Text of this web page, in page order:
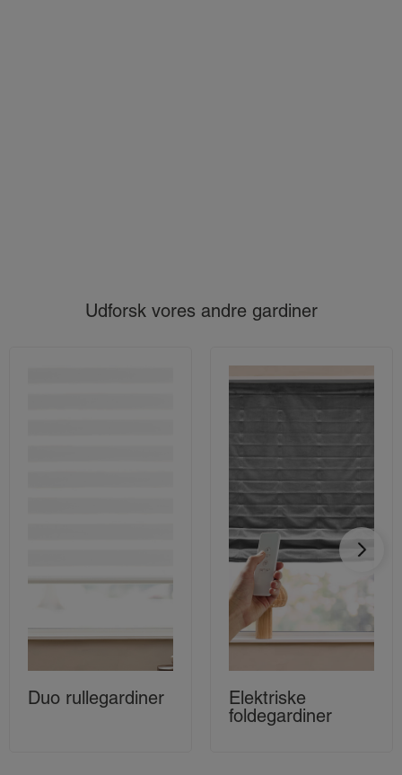
Udforsk vores andre gardiner
Duo rullegardiner
Elektriske
foldegardiner